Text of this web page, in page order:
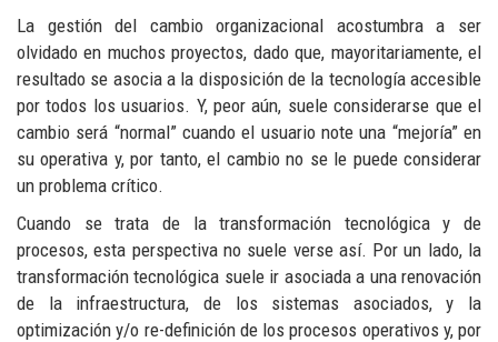
La gestión del cambio organizacional acostumbra a ser
olvidado en muchos proyectos, dado que, mayoritariamente, el
resultado se asocia a la disposición de la tecnología accesible
por todos los usuarios. Y, peor aún, suele considerarse que el
cambio será “normal” cuando el usuario note una “mejoría” en
su operativa y, por tanto, el cambio no se le puede considerar
un problema crítico.
Cuando se trata de la transformación tecnológica y de
procesos, esta perspectiva no suele verse así. Por un lado, la
transformación tecnológica suele ir asociada a una renovación
de la infraestructura, de los sistemas asociados, y la
optimización y/o re-definición de los procesos operativos y, por